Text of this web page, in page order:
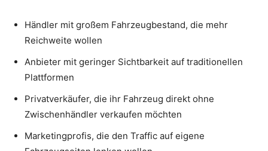
Händler mit großem Fahrzeugbestand, die mehr
Reichweite wollen
Anbieter mit geringer Sichtbarkeit auf traditionellen
Plattformen
Privatverkäufer, die ihr Fahrzeug direkt ohne
Zwischenhändler verkaufen möchten
Marketingprofis, die den Traffic auf eigene